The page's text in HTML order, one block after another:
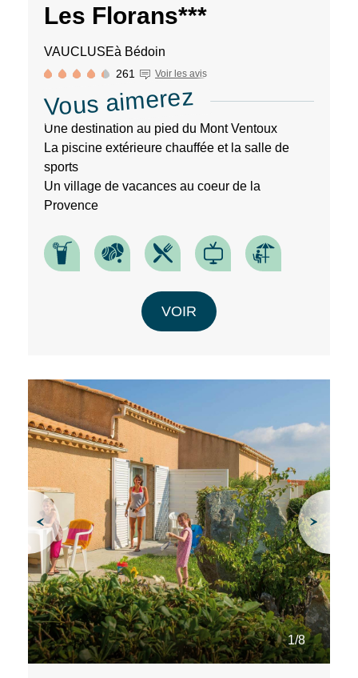
Les Florans***
VAUCLUSEà Bédoin
261 Voir les avis
Vous aimerez
Une destination au pied du Mont Ventoux
La piscine extérieure chauffée et la salle de
sports
Un village de vacances au coeur de la
Provence
VOIR
1/8